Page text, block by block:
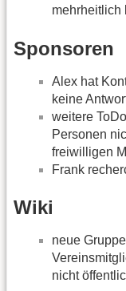
mehrheitlich
Sponsoren
Alex hat
keine
weitere
Personen
freiwilligen
Frank
Wiki
neue
nicht